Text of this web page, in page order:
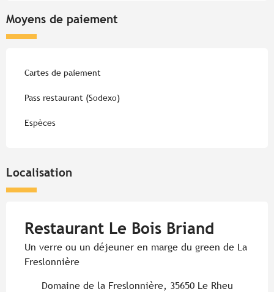
Moyens de paiement
Cartes de paiement
Pass restaurant (Sodexo)
Espèces
Localisation
Restaurant Le Bois Briand
Un verre ou un déjeuner en marge du green de La
Freslonnière
Domaine de la Freslonnière, 35650 Le Rheu